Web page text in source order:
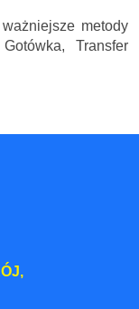
metody
Transfer